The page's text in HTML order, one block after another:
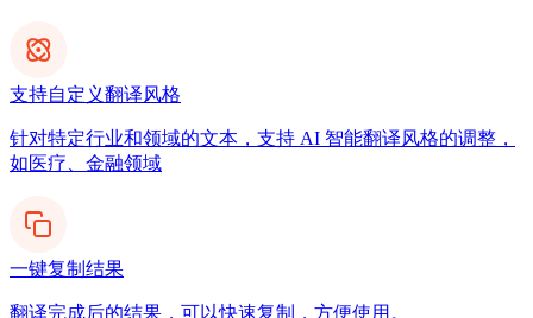
支持自定义翻译风格
针对特定行业和领域的文本，支持 AI 智能翻译风格的调整，
如医疗、金融领域
一键复制结果
翻译完成后的结果，可以快速复制，方便使用。